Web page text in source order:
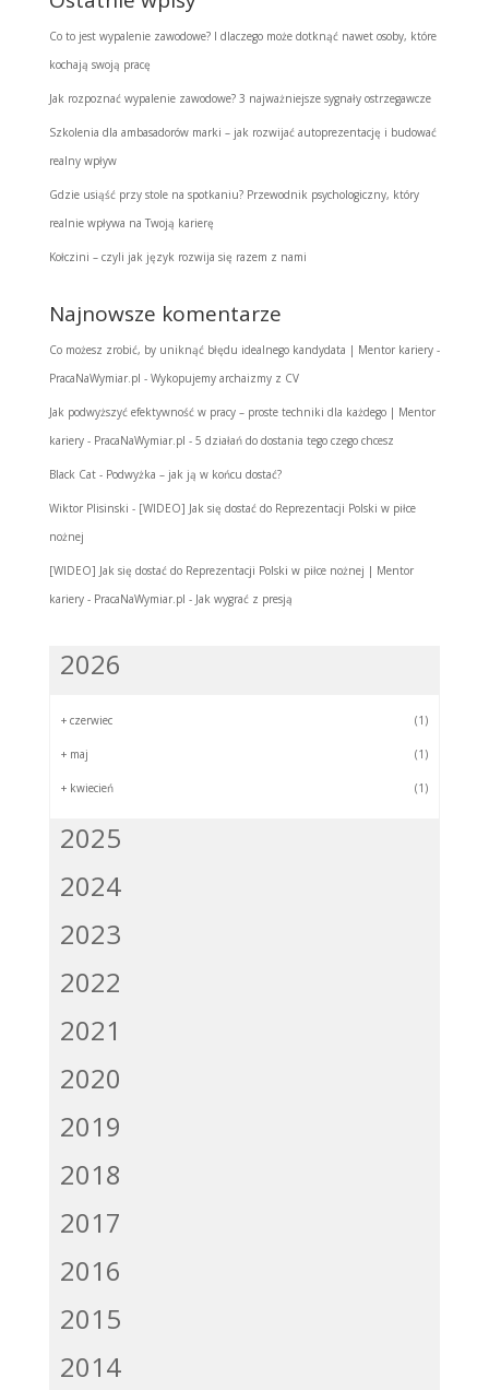
Co to jest wypalenie zawodowe? I dlaczego może dotknąć nawet osoby, które
kochają swoją pracę
Jak rozpoznać wypalenie zawodowe? 3 najważniejsze sygnały ostrzegawcze
Szkolenia dla ambasadorów marki – jak rozwijać autoprezentację i budować
realny wpływ
Gdzie usiąść przy stole na spotkaniu? Przewodnik psychologiczny, który
realnie wpływa na Twoją karierę
Kołczini – czyli jak język rozwija się razem z nami
Najnowsze komentarze
Co możesz zrobić, by uniknąć błędu idealnego kandydata | Mentor kariery -
PracaNaWymiar.pl - Wykopujemy archaizmy z CV
Jak podwyższyć efektywność w pracy – proste techniki dla każdego | Mentor
kariery - PracaNaWymiar.pl - 5 działań do dostania tego czego chcesz
Black Cat- Podwyżka – jak ją w końcu dostać?
Wiktor Plisinski - [WIDEO] Jak się dostać do Reprezentacji Polski w piłce
nożnej
[WIDEO] Jak się dostać do Reprezentacji Polski w piłce nożnej | Mentor
kariery - PracaNaWymiar.pl - Jak wygrać z presją
2026
+ czerwiec (1)
+ maj (1)
+ kwiecień (1)
2025
2024
2023
2022
2021
2020
2019
2018
2017
2016
2015
2014